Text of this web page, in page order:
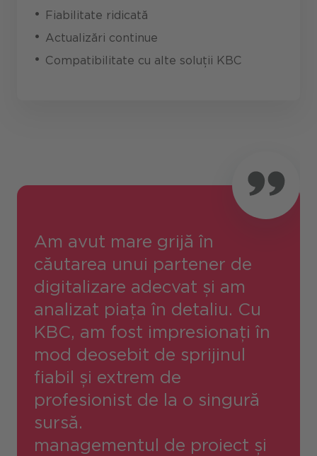
Fiabilitate ridicată
Actualizări continue
Compatibilitate cu alte soluții KBC
Am avut mare grijă în
căutarea unui partener de
digitalizare adecvat și am
analizat piața în detaliu. Cu
KBC, am fost impresionați în
mod deosebit de sprijinul
fiabil și extrem de
profesionist de la o singură
sursă.
managementul de proiect și